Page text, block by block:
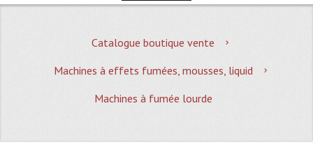
MAGASIN
Quoi De Neuf?
Promotions
Catalogue boutique vente
Machines à effets fumées, mousses, liquid
Machines à fumée lourde